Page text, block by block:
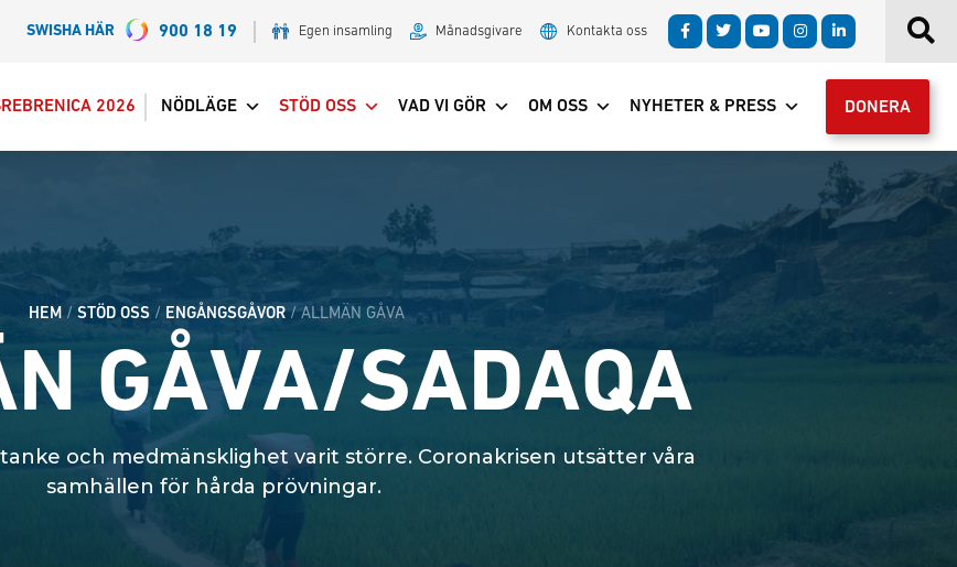
SWISHA HÄR 900 18 19 Egen insamling Månadsgivare Kontakta oss
2026 NÖDLÄGE STÖD OSS VAD VI GÖR OM OSS NYHETER & PRESS DONERA
HEM/ STÖD OSS/ ENGÅNGSGÅVOR/ALLMÄN GÅVA
GÅVA/SADAQA
och medmänsklighet varit större. Coronakrisen utsätter våra
samhällen för hårda prövningar.